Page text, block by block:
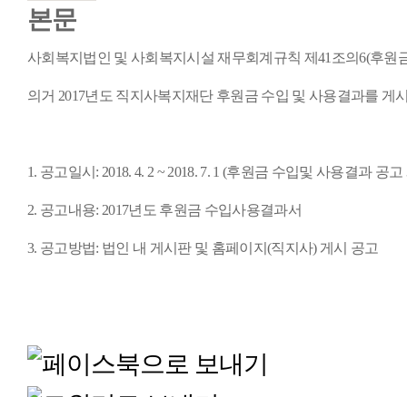
본문
사회복지법인 및 사회복지시설 재무회계규칙 제 41 조의6(후원
의거 2017년도 직지사복지재단 후원금 수입 및 사용결과를 게
1. 공고일시 : 2018. 4. 2 ~ 2018. 7. 1 (후원금 수입및 사용결과공고
2. 공고내용: 2017년도 후원금 수입사용결과서
3. 공고방법: 법인 내 게시판 및 홈페이지(직지사) 게시 공고